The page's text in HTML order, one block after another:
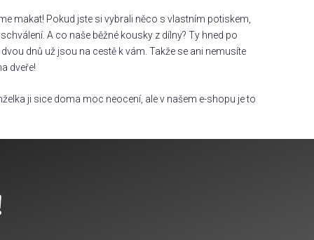
makat! Pokud jste si vybrali něco s vlastním potiskem,
A co naše běžné kousky z dílny? Ty hned po
dnů už jsou na cestě k vám. Takže se ani nemusíte
dveře!
ji sice doma moc neocení, ale v našem e-shopu je to